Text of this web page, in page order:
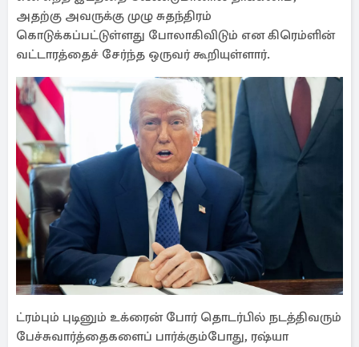
அதற்கு அவருக்கு முழு சுதந்திரம்
கொடுக்கப்பட்டுள்ளது போலாகிவிடும் என கிரெம்ளின்
வட்டாரத்தைச் சேர்ந்த ஒருவர் கூறியுள்ளார்.
ட்ரம்பும் புடினும் உக்ரைன் போர் தொடர்பில் நடத்திவரும்
பேச்சுவார்த்தைகளைப் பார்க்கும்போது, ரஷ்யா